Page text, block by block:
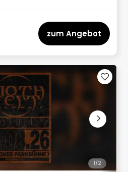
zum Angebot
1/2